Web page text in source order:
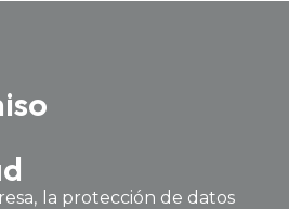
la protección de datos